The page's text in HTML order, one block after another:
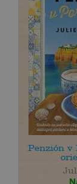
Penzión v